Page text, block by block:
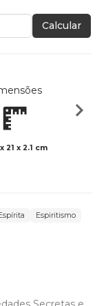
Calcular
21 x 2.1 cm
Espiritismo